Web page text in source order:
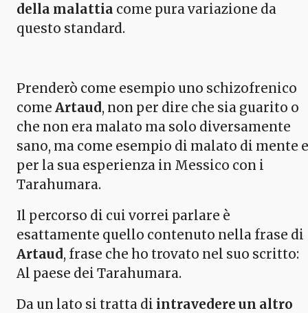
della malattia come pura variazione da
questo standard.
Prenderò come esempio uno schizofrenico
come Artaud, non per dire che sia guarito o
che non era malato ma solo diversamente
sano, ma come esempio di malato di mente e
per la sua esperienza in Messico con i
Tarahumara.
Il percorso di cui vorrei parlare è
esattamente quello contenuto nella frase di
Artaud, frase che ho trovato nel suo scritto:
Al paese dei Tarahumara.
Da un lato si tratta di intravedere un altro